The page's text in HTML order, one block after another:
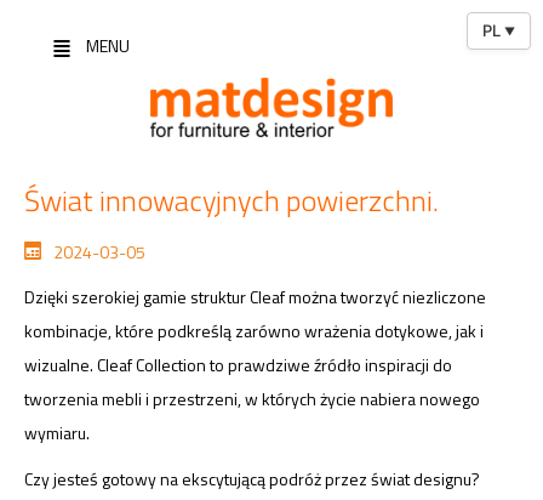
PL ▼
MENU
Świat innowacyjnych powierzchni.
2024-03-05
Dzięki szerokiej gamie struktur Cleaf można tworzyć niezliczone
kombinacje, które podkreślą zarówno wrażenia dotykowe, jak i
wizualne. Cleaf Collection to prawdziwe źródło inspiracji do
tworzenia mebli i przestrzeni, w których życie nabiera nowego
wymiaru.
Czy jesteś gotowy na ekscytującą podróż przez świat designu?